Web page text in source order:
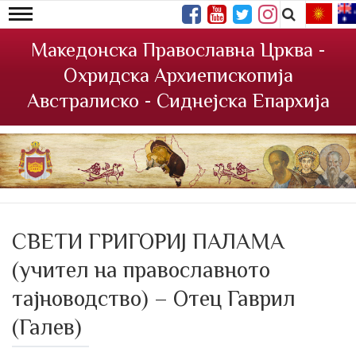
Македонска Православна Црква -
Охридска Архиепископија
Австралиско - Сиднејска Епархија
СВЕТИ ГРИГОРИЈ ПАЛАМА
(учител на православното
тајноводство) – Отец Гаврил
(Галев)